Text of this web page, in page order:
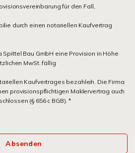
für den Fall,
durch einen notariellen Kaufvertrag
Spittel Bau GmbH eine Provision in Höhe
MwSt. fällig
Kaufvertrages bezahle/n. Die Firma
provisionspflichtigen Maklervertrag auch
(§ 656 c BGB). *
Absenden